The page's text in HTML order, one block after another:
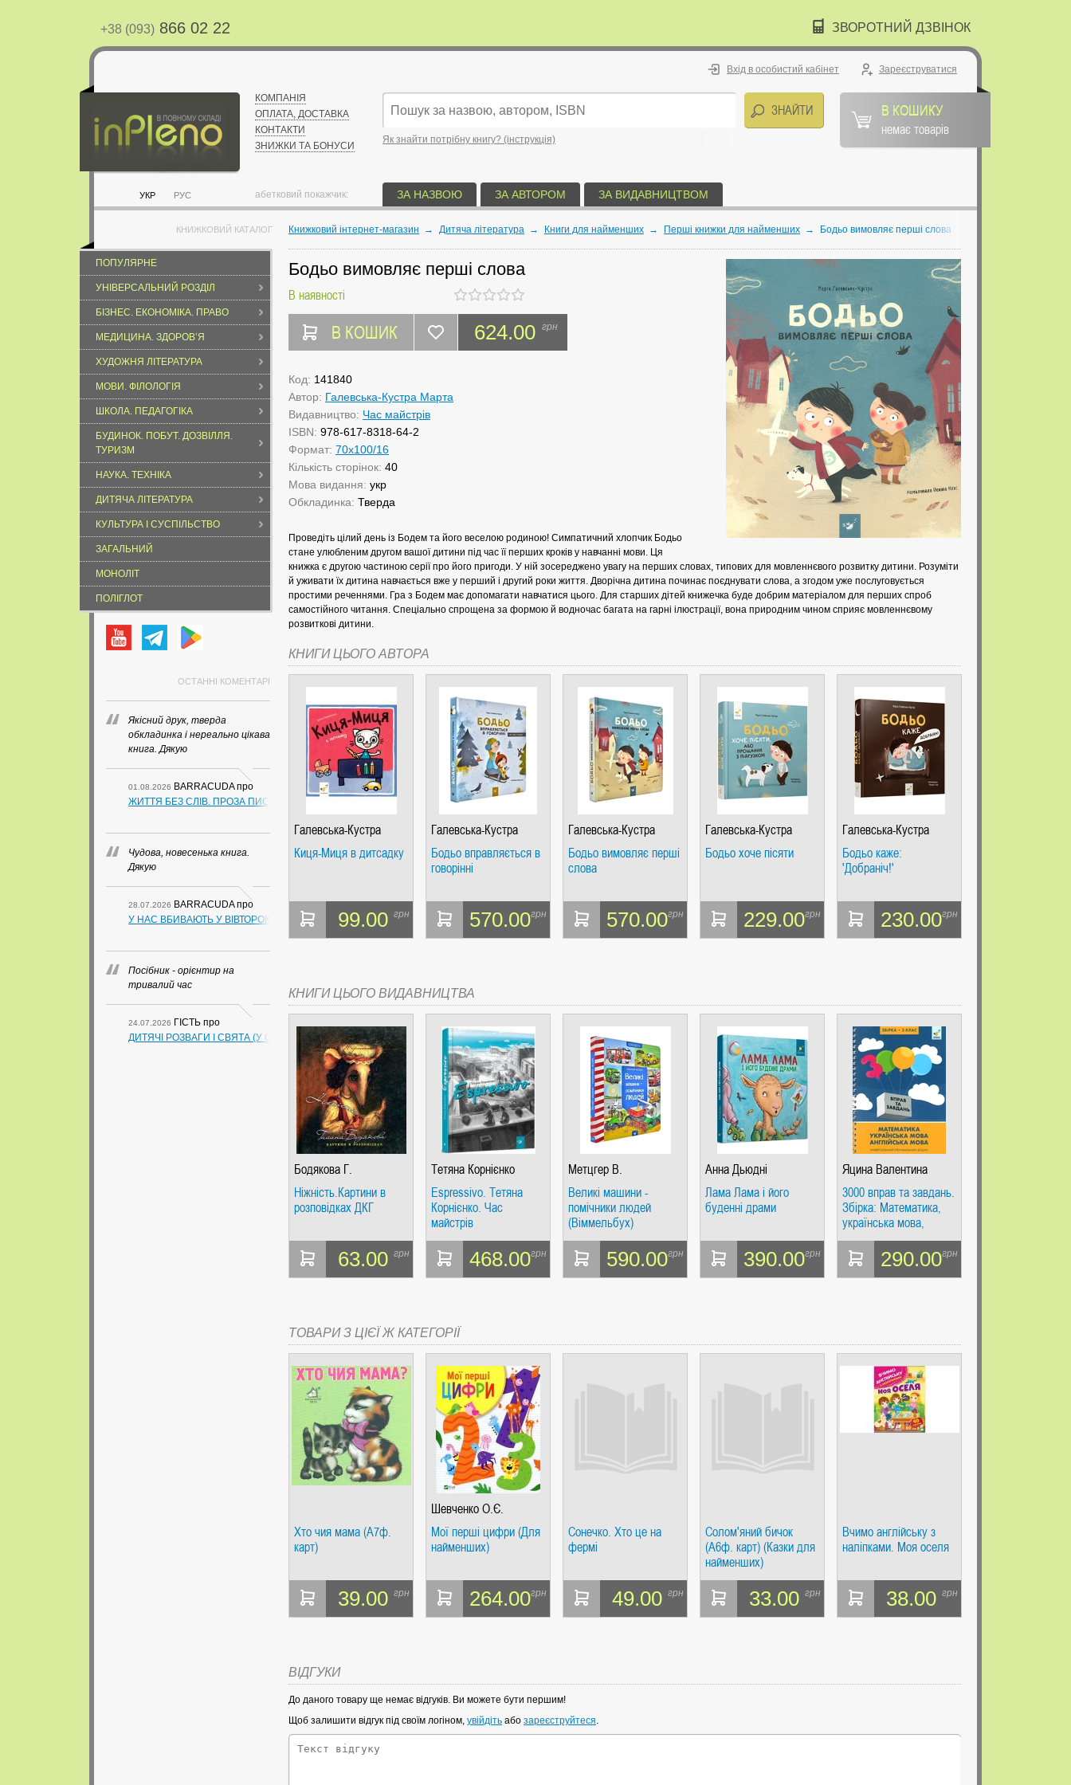
+38 (093) 866 02 22 ЗВОРОТНИЙ ДЗВІНОК
УКР РУС
КОМПАНІЯ
ОПЛАТА, ДОСТАВКА
КОНТАКТИ
ЗНИЖКИ ТА БОНУСИ
Вхід в особистий кабінет Зареєструватися
Як знайти потрібну книгу? (інструкція)
В КОШИКУ
немає товарів
абетковий покажчик: ЗА НАЗВОЮ ЗА АВТОРОМ ЗА ВИДАВНИЦТВОМ
КНИЖКОВИЙ КАТАЛОГ
ПОПУЛЯРНЕ
УНІВЕРСАЛЬНИЙ РОЗДІЛ
БІЗНЕС. ЕКОНОМІКА. ПРАВО
МЕДИЦИНА. ЗДОРОВ’Я
ХУДОЖНЯ ЛІТЕРАТУРА
МОВИ. ФІЛОЛОГІЯ
ШКОЛА. ПЕДАГОГІКА
БУДИНОК. ПОБУТ. ДОЗВІЛЛЯ.
ТУРИЗМ
НАУКА. ТЕХНІКА
ДИТЯЧА ЛІТЕРАТУРА
КУЛЬТУРА І СУСПІЛЬСТВО
ЗАГАЛЬНИЙ
МОНОЛІТ
ПОЛІГЛОТ
ОСТАННІ КОМЕНТАРІ
Якісний друк, тверда
обкладинка і нереально цікава
книга. Дякую
01.08.2026 BARRACUDAпро
ЖИТТЯ БЕЗ СЛІВ. ПРОЗА ПИСЬМЕННИКІВ ІЗ ГУАНСІ. ГІПЕРІОН
Чудова, новесенька книга.
Дякую
28.07.2026 BARRACUDAпро
У НАС ВБИВАЮТЬ У ВІВТОРОК. СЛАПОВСЬКИЙ О.І. ЧАС
Посібник - орієнтир на
тривалий час
24.07.2026 ГІСТЬ про
ДИТЯЧІ РОЗВАГИ І СВЯТА (У СХЕМАХ, ТАБЛИЦЯХ, ВИЗНАЧЕННЯХ, СЦЕНАРІЯХ). АНТОНІНА ШЕВЧУК. МАНДРІВЕЦЬ
Книжковий інтернет-магазин → Дитяча література → Книги для найменших → Перші книжки для найменших → Бодьо вимовляє перші слова
Бодьо вимовляє перші слова
В наявності
В КОШИК 624.00 грн
Код: 141840
Автор: Галевська-Кустра Марта
Видавництво: Час майстрів
ISBN: 978-617-8318-64-2
Формат: 70х100/16
Кількість сторінок: 40
Мова видання: укр
Обкладинка: Тверда
Проведіть цілий день із Бодем та його веселою родиною! Симпатичний хлопчик Бодьо
стане улюбленим другом вашої дитини під час її перших кроків у навчанні мови. Ця
книжка є другою частиною серії про його пригоди. У ній зосереджено увагу на перших словах, типових для мовленнєвого розвитку дитини. Розуміти
й уживати їх дитина навчається вже у перший і другий роки життя. Дворічна дитина починає поєднувати слова, а згодом уже послуговується
простими реченнями. Гра з Бодем має допомагати навчатися цього. Для старших дітей книжечка буде добрим матеріалом для перших спроб
самостійного читання. Спеціально спрощена за формою й водночас багата на гарні ілюстрації, вона природним чином сприяє мовленнєвому
розвиткові дитини.
КНИГИ ЦЬОГО АВТОРА
Галевська-Кустра
Марта
Киця-Миця в дитсадку
99.00 грн
Галевська-Кустра
Марта
Бодьо вправляється в
говорінні
570.00грн
Галевська-Кустра
Марта
Бодьо вимовляє перші
слова
570.00грн
Галевська-Кустра
Марта
Бодьо хоче пісяти
229.00грн
Галевська-Кустра
Марта
Бодьо каже:
'Добраніч!'
230.00грн
КНИГИ ЦЬОГО ВИДАВНИЦТВА
Бодякова Г.
Ніжність.Картини в
розповідках ДКГ
63.00 грн
Тетяна Корнієнко
Espressivo. Тетяна
Корнієнко. Час
майстрів
468.00грн
Метцгер В.
Великі машини -
помічники людей
(Віммельбух)
590.00грн
Анна Дьюдні
Лама Лама і його
буденні драми
390.00грн
Яцина Валентина
3000 вправ та завдань.
Збірка: Математика,
українська мова,
англійська мова. 3
клас
290.00грн
ТОВАРИ З ЦІЄЇ Ж КАТЕГОРІЇ
Хто чия мама (А7ф.
карт)
39.00 грн
Шевченко О.Є.
Мої перші цифри (Для
найменших)
264.00грн
Сонечко. Хто це на
фермі
49.00 грн
Солом'яний бичок
(А6ф. карт) (Казки для
найменших)
33.00 грн
Вчимо англійську з
наліпками. Моя оселя
38.00 грн
ВІДГУКИ
До даного товару ще немає відгуків. Ви можете бути першим!
Щоб залишити відгук під своїм логіном, увійдіть або зареєструйтеся.